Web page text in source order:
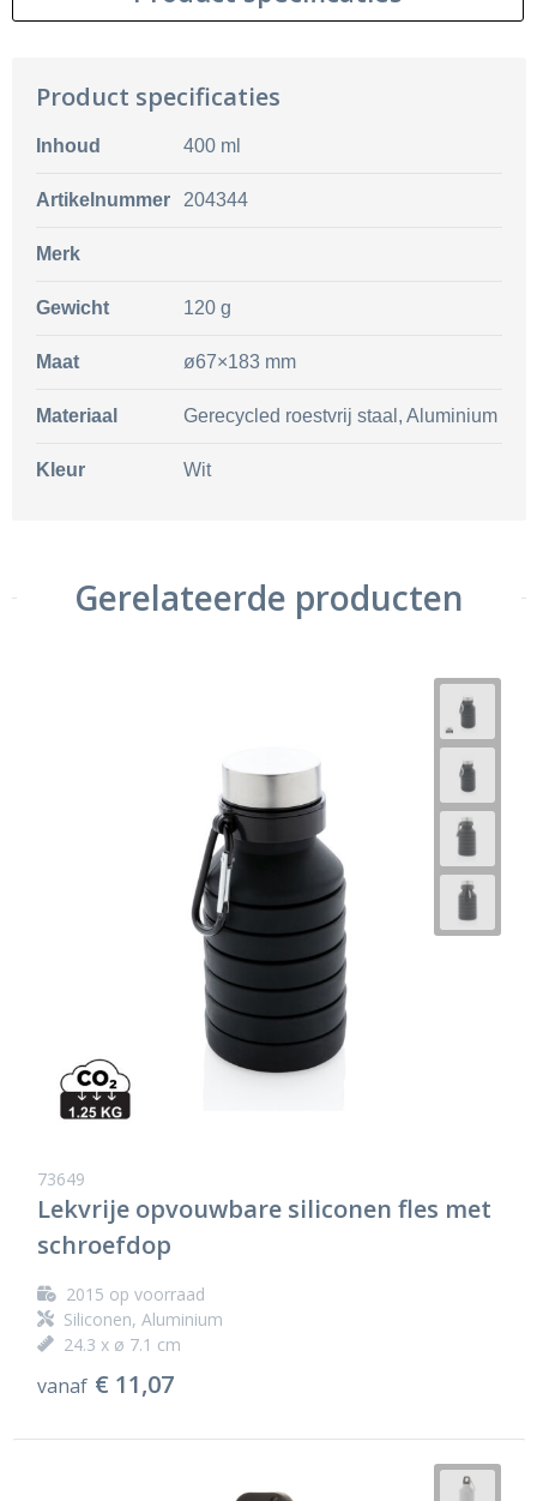
Product specificaties
Inhoud 400 ml
Artikelnummer 204344
Merk
Gewicht 120 g
Maat ø67×183 mm
Materiaal Gerecycled roestvrij staal, Aluminium
Kleur Wit
Gerelateerde producten
73649
Lekvrije opvouwbare siliconen fles met
schroefdop
2015 op voorraad
Siliconen, Aluminium
24.3 x ø 7.1 cm
vanaf € 11,07